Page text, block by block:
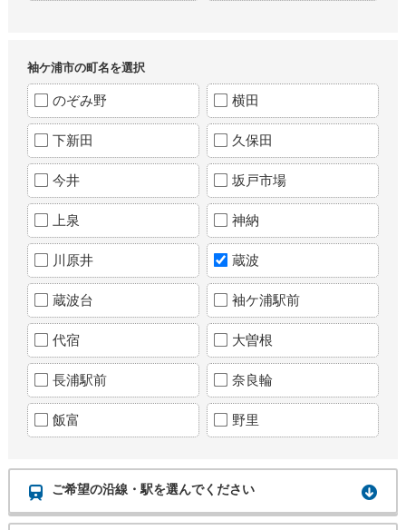
袖ケ浦市の町名を選択
のぞみ野 横田
下新田 久保田
今井 坂戸市場
上泉 神納
川原井 蔵波
蔵波台 袖ケ浦駅前
代宿 大曽根
長浦駅前 奈良輪
飯富 野里
ご希望の沿線・駅を選んでください